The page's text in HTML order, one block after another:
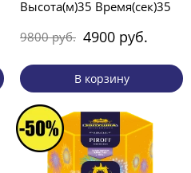
Высота(м)35 Время(сек)35
9800 руб. 4900 руб.
В корзину